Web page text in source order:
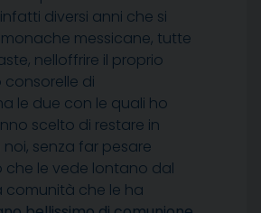
diversi anni che si
messicane, tutte
nelloffrire il proprio
di
le due con le quali ho
scelto di restare in
senza far pesare
le vede lontano dal
comunità che le ha